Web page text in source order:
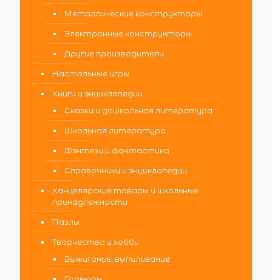
Металлические конструкторы
Электронные конструкторы
Другие производители
Настольные игры
Книги и энциклопедии
Сказки и дошкольная литература
Школьная литература
Фэнтези и фантастика
Справочники и энциклопедии
Канцелярские товары и школьные
принадлежности
Пазлы
Творчество и хобби
Выжигание, выпиливание